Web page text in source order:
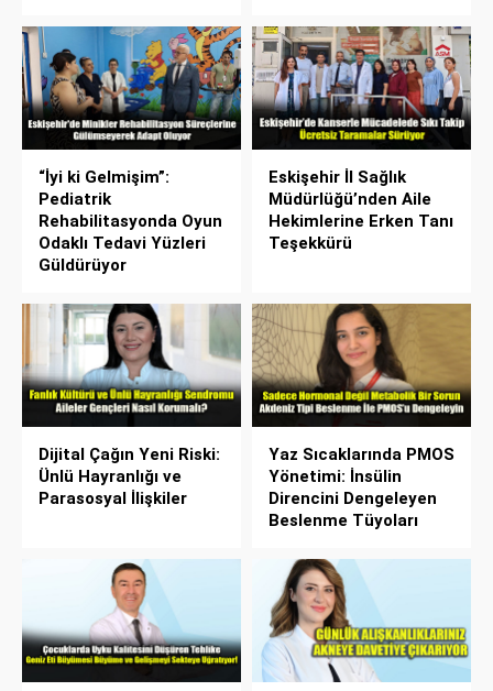
“İyi ki Gelmişim”:
Pediatrik
Rehabilitasyonda Oyun
Odaklı Tedavi Yüzleri
Güldürüyor
Eskişehir İl Sağlık
Müdürlüğü’nden Aile
Hekimlerine Erken Tanı
Teşekkürü
Dijital Çağın Yeni Riski:
Ünlü Hayranlığı ve
Parasosyal İlişkiler
Yaz Sıcaklarında PMOS
Yönetimi: İnsülin
Direncini Dengeleyen
Beslenme Tüyoları